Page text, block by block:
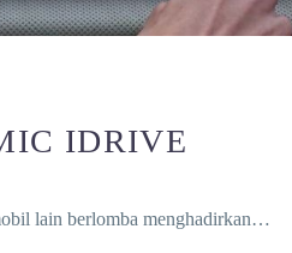
IDRIVE
lain berlomba menghadirkan…